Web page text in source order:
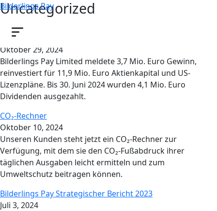
Bilderlings Pay
Uncategorized
14 posts
Abschluss der 6-monatigen Finanzprüfung
Oktober 29, 2024
Bilderlings Pay Limited meldete 3,7 Mio. Euro Gewinn,
reinvestiert für 11,9 Mio. Euro Aktienkapital und US-
Lizenzpläne. Bis 30. Juni 2024 wurden 4,1 Mio. Euro
Dividenden ausgezahlt.
CO₂-Rechner
Oktober 10, 2024
Unseren Kunden steht jetzt ein CO₂-Rechner zur
Verfügung, mit dem sie den CO₂-Fußabdruck ihrer
täglichen Ausgaben leicht ermitteln und zum
Umweltschutz beitragen können.
Bilderlings Pay Strategischer Bericht 2023
Juli 3, 2024